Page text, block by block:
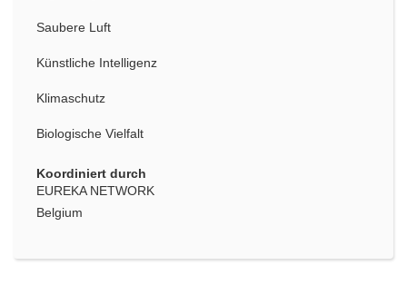
Saubere Luft
Künstliche Intelligenz
Klimaschutz
Biologische Vielfalt
Koordiniert durch
EUREKA NETWORK
Belgium